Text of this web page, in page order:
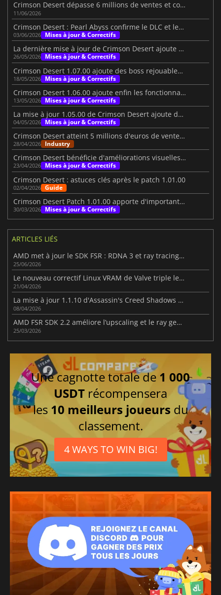
Crimson Desert dépasse 6 millions de ventes et continue son succès
11/06/2026
Crimson Desert : Pearl Abyss confirme le DLC et les contenus à venir
03/06/2026 Mises à jour & Correctifs
La dernière mise à jour de Crimson Desert ajoute des bébés wyverns, des étangs et bien plus encore.
26/05/2026 Mises à jour & Correctifs
Crimson Desert 1.07.00 ajoute des boss rejouables et du contenu
18/05/2026 Mises à jour & Correctifs
Crimson Desert 1.06.00 ajoute enfin les fonctionnalités souhaitées par les joueurs
13/05/2026 Mises à jour & Correctifs
La mise à jour 1.05.00 de Crimson Desert ajoute de nouvelles raisons de revenir.
04/05/2026 Mises à jour & Correctifs
Crimson Desert atteint 5 millions d'euros de ventes, le personnel reçoit des primes de 3 400 dollars
28/04/2026 Industry
Crimson Desert bénéficie d'améliorations visuelles et de gameplay majeures
23/04/2026 Mises à jour & Correctifs
Crimson Desert : astuces clés après le patch 1.01.00
02/04/2026 Guide
Crimson Desert Patch 1.01.00 apporte d'importantes améliorations
30/03/2026 Mises à jour & Correctifs
ARTICLES LIÉS
AMD met à jour le SDK FSR : RDNA 3 et ray tracing amélioré
25/06/2026
Le nouveau correctif Linux VRAM de Valve triple les FPS pour certains jeux AMD RX 6500 XT
21/04/2026
La mise à jour 1.1.10 d'Assassin's Creed Shadows améliore le gameplay
08/04/2026
AMD FSR SDK 2.2 améliore l’upscaling et le ray generation
25/03/2026
Une cagnotte totale de 1 000
USDT récompensera
les 10 meilleurs joueurs du
classement.
4 WAYS TO WIN BIG!